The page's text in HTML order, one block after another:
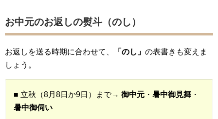
お中元のお返しの熨斗（のし）
お返しを送る時期に合わせて、 「のし」 の表書きも変えま
しょう。
■ 立秋（8月8日か9日）まで→ 御中元 ・ 暑中御見舞 ・
暑中御伺い